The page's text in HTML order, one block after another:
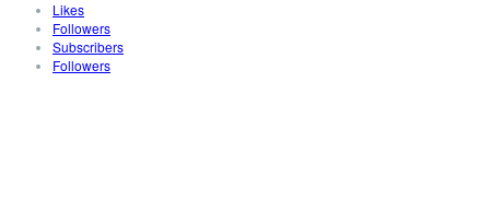
Likes
Followers
Subscribers
Followers